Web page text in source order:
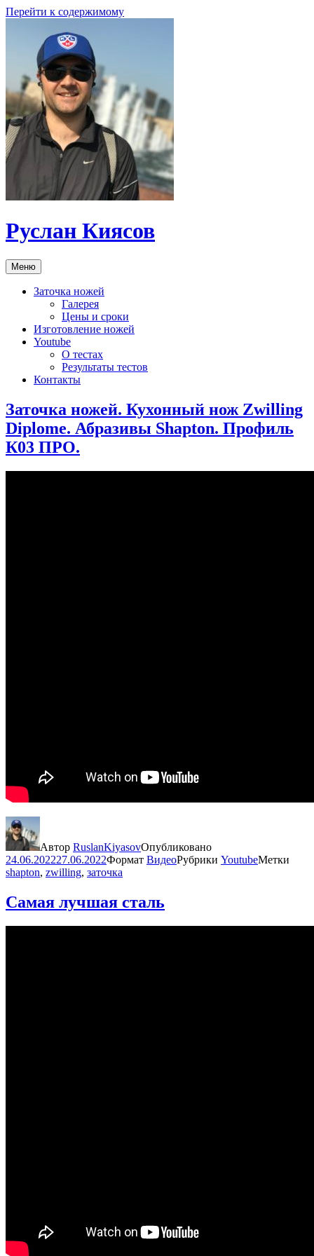
Перейти к содержимому
Руслан Киясов
Меню
Заточка ножей
Галерея
Цены и сроки
Изготовление ножей
Youtube
О тестах
Результаты тестов
Контакты
Заточка ножей. Кухонный нож Zwilling
Diplome. Абразивы Shapton. Профиль
К03 ПРО.
Автор RuslanKiyasovОпубликовано
24.06.202227.06.2022Формат ВидеоРубрики YoutubeМетки
shapton, zwilling, заточка
Самая лучшая сталь